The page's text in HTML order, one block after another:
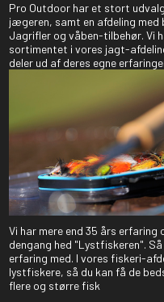
Pro Outdoor har et stort
jægeren, samt en afdeling
Jagrifler og våben-tilbehør. Vi
sortimentet i vores jagt-
deler ud af deres egne
Vi har mere end 35 års
dengang hed "Lystfiskeren".
erfaring med. I vores fiskeri-
lystfiskere, så du kan få de
flere og større fisk